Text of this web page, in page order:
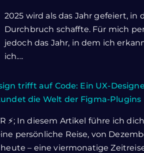
2025 wird als das Jahr gefeiert, in
Durchbruch schaffte. Für mich
jedoch das Jahr, in dem ich
ich....
trifft auf Code: Ein UX-
die Welt der Figma-Plugins
⚡; In diesem Artikel führe ich
persönliche Reise, von
heute – eine viermonatige